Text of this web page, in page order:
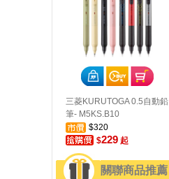
三菱KURUTOGA 0.5自動鉛
筆- M5KS.B10
$320
$229起
關聯商品推薦